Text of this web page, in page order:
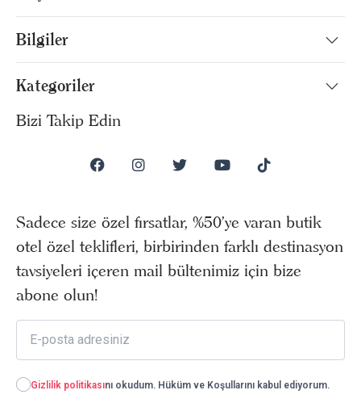
Bilgiler
Kategoriler
Bizi Takip Edin
Sadece size özel fırsatlar, %50’ye varan butik
otel özel teklifleri, birbirinden farklı destinasyon
tavsiyeleri içeren mail bültenimiz için bize
abone olun!
Gizlilik politikasını okudum. Hüküm ve Koşullarını kabul ediyorum.